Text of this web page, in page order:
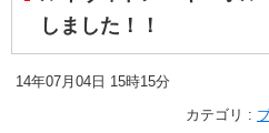
しました！！
14年07月04日 15時15分
カテゴリ :